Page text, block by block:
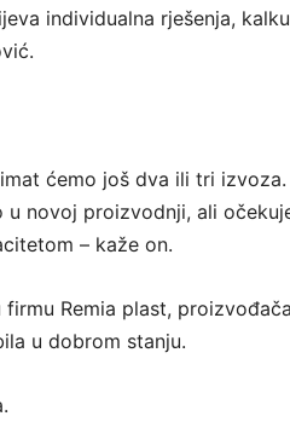
individualna rješenja,
ćemo još dva ili tri izvoza.
u novoj proizvodnji, ali
– kaže on.
Remia plast, proizvođača
u dobrom stanju.